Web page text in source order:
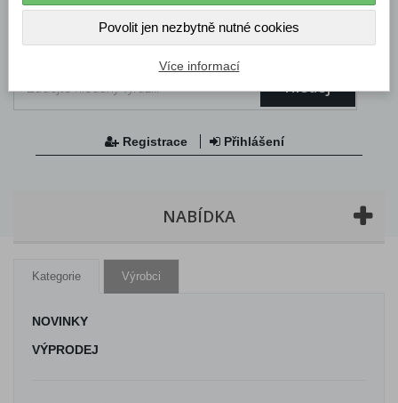
Hledej
Registrace Přihlášení
NABÍDKA
Kategorie Výrobci
NOVINKY
VÝPRODEJ
Povolit jen nezbytně nutné cookies
Více informací